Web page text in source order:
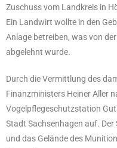
Zuschuss vom Landkreis in
Ein Landwirt wollte in den
Anlage betreiben, was von
abgelehnt wurde.
Durch die Vermittlung des
Finanzministers Heiner Aller
Vogelpflegeschutzstation
Stadt Sachsenhagen auf.
und das Gelände des